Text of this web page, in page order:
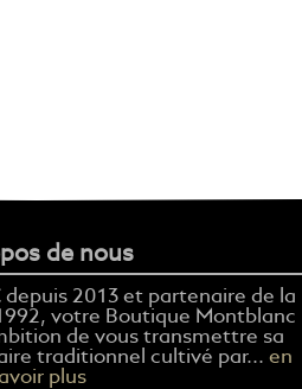
de nous
depuis 2013 et partenaire de la
votre Boutique Montblanc
de vous transmettre sa
traditionnel cultivé par... en
plus